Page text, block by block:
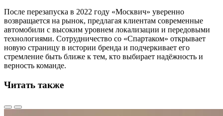
После перезапуска в 2022 году «Москвич» уверенно
возвращается на рынок, предлагая клиентам современные
автомобили с высоким уровнем локализации и передовыми
технологиями. Сотрудничество со «Спартаком» открывает
новую страницу в истории бренда и подчеркивает его
стремление быть ближе к тем, кто выбирает надёжность и
верность команде.
Читать также